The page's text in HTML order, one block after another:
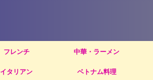
フレンチ 中華・ラーメン
イタリアン ベトナム料理